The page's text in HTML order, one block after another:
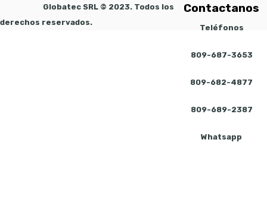
Contactanos
Teléfonos
809-687-3653
809-682-4877
809-689-2387
Whatsapp
Globatec SRL © 2023. Todos los
derechos reservados.